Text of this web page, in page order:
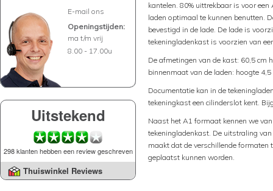
E-mail ons
Openingstijden:
ma t/m vrij
8.00 - 17.00u
Uitstekend
298 klanten hebben een review geschreven
Thuiswinkel Reviews
kantelen. 80% uittrekbaar is voor
laden optimaal te kunnen benutten.
bevestigd in de lade. De lade is
tekeningladenkast is voorzien van
De afmetingen van de kast: 60,5 cm
binnenmaat van de laden: hoogte
Documentatie kan in de
tekeningkast een cilinderslot kent.
Naast het A1 formaat kennen we
tekeningladenkast. De uitstraling
maakt dat de verschillende formaten
geplaatst kunnen worden.